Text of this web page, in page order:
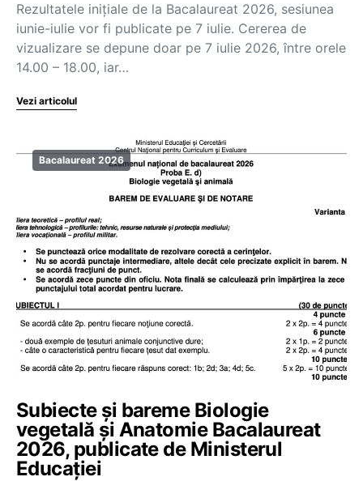
Rezultatele inițiale de la Bacalaureat 2026, sesiunea
iunie-iulie vor fi publicate pe 7 iulie. Cererea de
vizualizare se depune doar pe 7 iulie 2026, între orele
14.00 – 18.00, iar…
Vezi articolul
Bacalaureat 2026
Subiecte și bareme Biologie
vegetală și Anatomie Bacalaureat
2026, publicate de Ministerul
Educației